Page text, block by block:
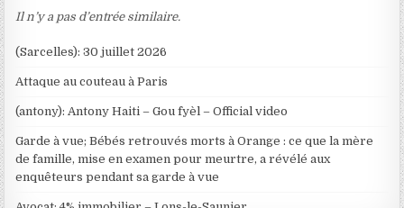
Il n’y a pas d’entrée similaire.
(Sarcelles): 30 juillet 2026
Attaque au couteau à Paris
(antony): Antony Haiti – Gou fyèl – Official video
Garde à vue; Bébés retrouvés morts à Orange : ce que la mère
de famille, mise en examen pour meurtre, a révélé aux
enquêteurs pendant sa garde à vue